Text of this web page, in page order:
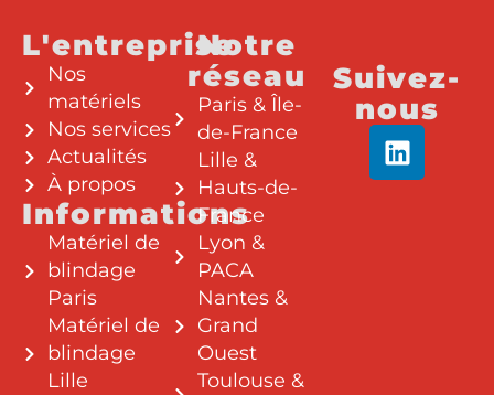
L'entreprise
Nos
matériels
Nos services
Actualités
À propos
Informations
Matériel de
blindage
Paris
Matériel de
blindage
Lille
Notre
réseau
Paris & Île-
de-France
Lille &
Hauts-de-
France
Lyon &
PACA
Nantes &
Grand
Ouest
Toulouse &
Suivez-
nous